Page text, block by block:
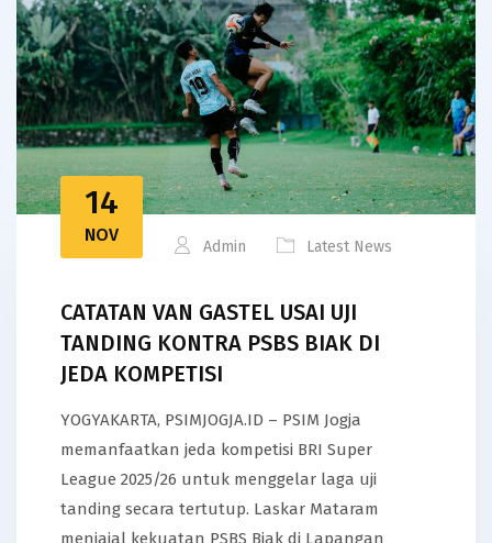
14
NOV
Admin Latest News
CATATAN VAN GASTEL USAI UJI
TANDING KONTRA PSBS BIAK DI
JEDA KOMPETISI
YOGYAKARTA, PSIMJOGJA.ID – PSIM Jogja
memanfaatkan jeda kompetisi BRI Super
League 2025/26 untuk menggelar laga uji
tanding secara tertutup. Laskar Mataram
menjajal kekuatan PSBS Biak di Lapangan